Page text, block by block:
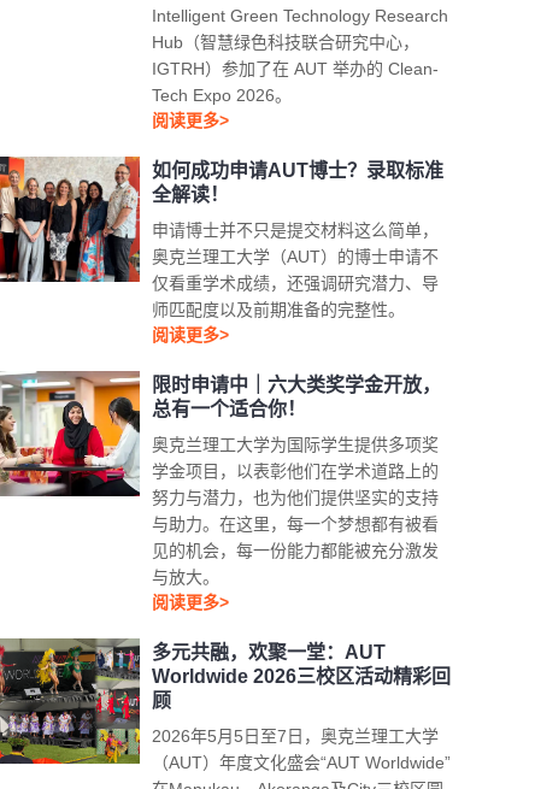
Intelligent Green Technology Research
Hub（智慧绿色科技联合研究中心，
IGTRH）参加了在 AUT 举办的 Clean-
Tech Expo 2026。
阅读更多>
如何成功申请AUT博士？录取标准
全解读！
申请博士并不只是提交材料这么简单，
奥克兰理工大学（AUT）的博士申请不
仅看重学术成绩，还强调研究潜力、导
师匹配度以及前期准备的完整性。
阅读更多>
限时申请中｜六大类奖学金开放，
总有一个适合你！
奥克兰理工大学为国际学生提供多项奖
学金项目，以表彰他们在学术道路上的
努力与潜力，也为他们提供坚实的支持
与助力。在这里，每一个梦想都有被看
见的机会，每一份能力都能被充分激发
与放大。
阅读更多>
多元共融，欢聚一堂：AUT
Worldwide 2026三校区活动精彩回
顾
2026年5月5日至7日，奥克兰理工大学
（AUT）年度文化盛会“AUT Worldwide”